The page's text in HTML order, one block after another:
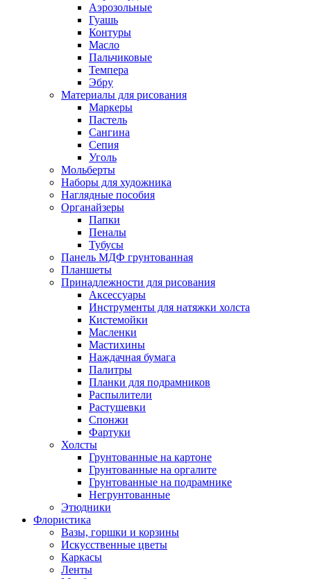
Аэрозольные
Гуашь
Контуры
Масло
Пальчиковые
Темпера
Эбру
Материалы для рисования
Маркеры
Пастель
Сангина
Сепия
Уголь
Мольберты
Наборы для художника
Наглядные пособия
Органайзеры
Папки
Пеналы
Тубусы
Панель МДФ грунтованная
Планшеты
Принадлежности для рисования
Аксессуары
Инструменты для натяжки холста
Кистемойки
Масленки
Мастихины
Наждачная бумага
Палитры
Планки для подрамников
Распылители
Растушевки
Спонжи
Фартуки
Холсты
Грунтованные на картоне
Грунтованные на оргалите
Грунтованные на подрамнике
Негрунтованные
Этюдники
Флористика
Вазы, горшки и корзины
Искусственные цветы
Каркасы
Ленты